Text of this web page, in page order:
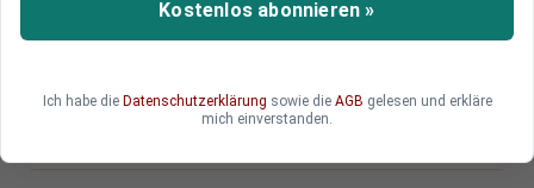
ausgebremst durch steigende Kosten, Bürokratie
und Baulandmangel. Während die Bauministerin
ernsten wirtschaftlichen Problem.
Kostenlos abonnieren »
Ich habe die Datenschutzerklärung sowie die AGB gelesen und erkläre
mich einverstanden.